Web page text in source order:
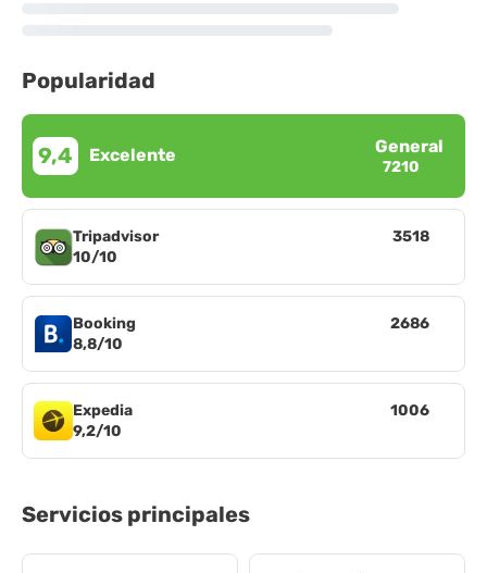
Popularidad
9,4 Excelente General
7210
Tripadvisor
10/10
3518
Booking
8,8/10
2686
Expedia
9,2/10
1006
Servicios principales